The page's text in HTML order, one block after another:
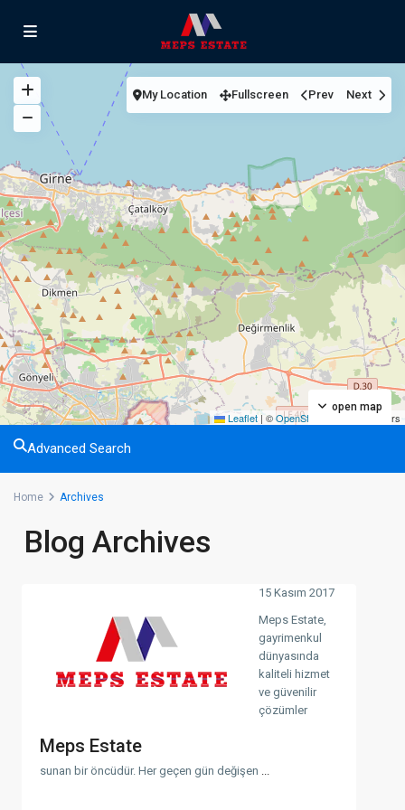
Leaflet | ©OpenStreetMap contributors
open map
My Location Fullscreen Prev Next
Advanced Search
Home Archives
Blog Archives
Meps Estate
15 Kasım 2017
Meps Estate,
gayrimenkul
dünyasında
kaliteli hizmet
ve güvenilir
çözümler
sunan bir öncüdür. Her geçen gün değişen ...